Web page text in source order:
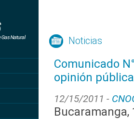
Noticias
Comunicado
opinión pública
12/15/2011 -